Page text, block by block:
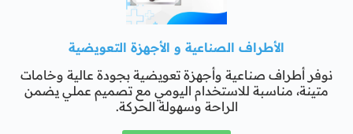
الأطراف الصناعية و الأجهزة التعويضية
نوفر أطراف صناعية وأجهزة تعويضية بجودة عالية وخامات
متينة، مناسبة للاستخدام اليومي مع تصميم عملي يضمن
الراحة وسهولة الحركة.